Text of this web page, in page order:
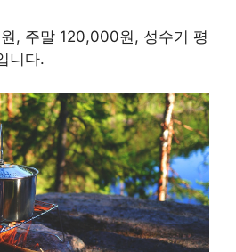
, 주말 120,000원, 성수기 평
니다.